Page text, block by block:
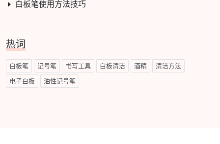
白板笔使用方法技巧
热词
白板笔 记号笔 书写工具 白板清洁 酒精 清洁方法
电子白板 油性记号笔